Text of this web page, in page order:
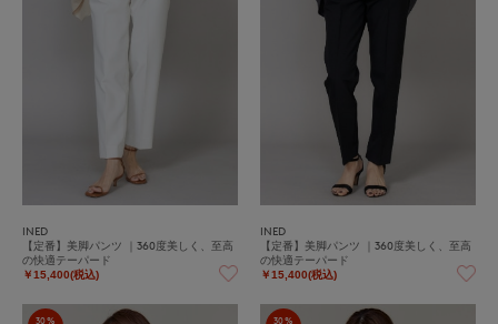
INED
【定番】美脚パンツ ｜360度美しく、至高
の快適テーパード
￥15,400(税込)
INED
【定番】美脚パンツ ｜360度美しく、至高
の快適テーパード
￥15,400(税込)
30%
30%